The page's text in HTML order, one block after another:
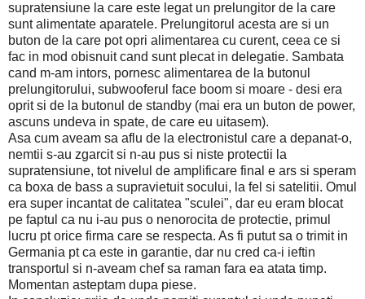
supratensiune la care este legat un prelungitor de la care
sunt alimentate aparatele. Prelungitorul acesta are si un
buton de la care pot opri alimentarea cu curent, ceea ce si
fac in mod obisnuit cand sunt plecat in delegatie. Sambata
cand m-am intors, pornesc alimentarea de la butonul
prelungitorului, subwooferul face boom si moare - desi era
oprit si de la butonul de standby (mai era un buton de power,
ascuns undeva in spate, de care eu uitasem).
Asa cum aveam sa aflu de la electronistul care a depanat-o,
nemtii s-au zgarcit si n-au pus si niste protectii la
supratensiune, tot nivelul de amplificare final e ars si speram
ca boxa de bass a supravietuit socului, la fel si satelitii. Omul
era super incantat de calitatea "sculei", dar eu eram blocat
pe faptul ca nu i-au pus o nenorocita de protectie, primul
lucru pt orice firma care se respecta. As fi putut sa o trimit in
Germania pt ca este in garantie, dar nu cred ca-i ieftin
transportul si n-aveam chef sa raman fara ea atata timp.
Momentan asteptam dupa piese.